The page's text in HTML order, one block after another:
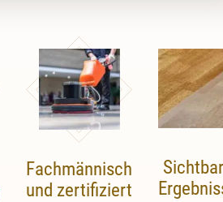
Fachmännisch
und zertifiziert